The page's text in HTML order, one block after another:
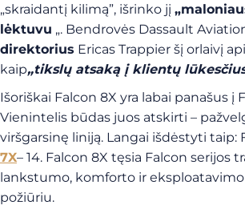
„skraidantį kilimą”, išrinko jį
lėktuvu „. Bendrovės Dassault
direktorius Ericas Trappier šį orlaivį
kaip„tikslų atsaką į klientų
Išoriškai Falcon 8X yra labai panašus į
Vienintelis būdas juos atskirti –
viršgarsinę liniją. Langai išdėstyti taip:
7X– 14. Falcon 8X tęsia Falcon serijos
lankstumo, komforto ir
požiūriu.